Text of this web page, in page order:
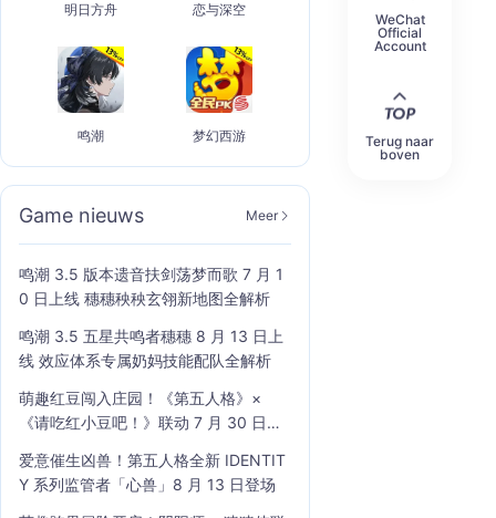
明日方舟 恋与深空
鸣潮 梦幻西游
Game nieuws Meer
鸣潮 3.5 版本遗音扶剑荡梦而歌 7 月 1
0 日上线 穗穗秧秧玄翎新地图全解析
鸣潮 3.5 五星共鸣者穗穗 8 月 13 日上
线 效应体系专属奶妈技能配队全解析
萌趣红豆闯入庄园！《第五人格》×
《请吃红小豆吧！》联动 7 月 30 日开
爱意催生凶兽！第五人格全新 IDENTIT
Y 系列监管者「心兽」8 月 13 日登场
WeChat
Official
Account
Terug naar
boven